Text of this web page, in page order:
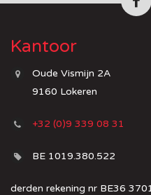
Kantoor
Oude Vismijn 2A
9160 Lokeren
+32 (0)9 339 08 31
BE 1019.380.522
derden rekening nr BE36